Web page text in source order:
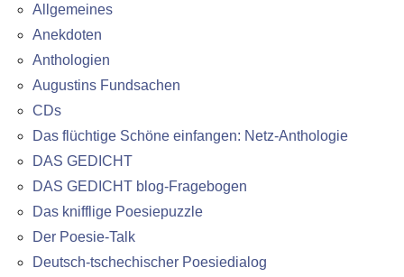
Allgemeines
Anekdoten
Anthologien
Augustins Fundsachen
CDs
Das flüchtige Schöne einfangen: Netz-Anthologie
DAS GEDICHT
DAS GEDICHT blog-Fragebogen
Das knifflige Poesiepuzzle
Der Poesie-Talk
Deutsch-tschechischer Poesiedialog